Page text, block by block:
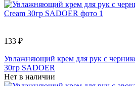
133 ₽
Увлажняющий крем для рук с
30гр SADOER
Нет в наличии